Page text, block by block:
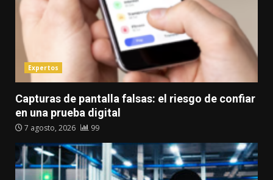
Expertos
Capturas de pantalla falsas: el riesgo de confiar
en una prueba digital
7 agosto, 2026 99